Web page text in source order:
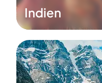
Indien